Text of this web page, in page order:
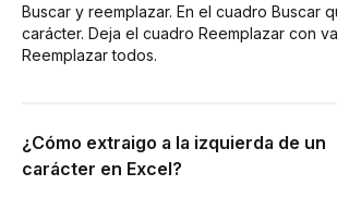
Buscar y reemplazar. En el cuadro Buscar
carácter. Deja el cuadro Reemplazar con
Reemplazar todos.
¿Cómo extraigo a la izquierda de un
carácter en Excel?